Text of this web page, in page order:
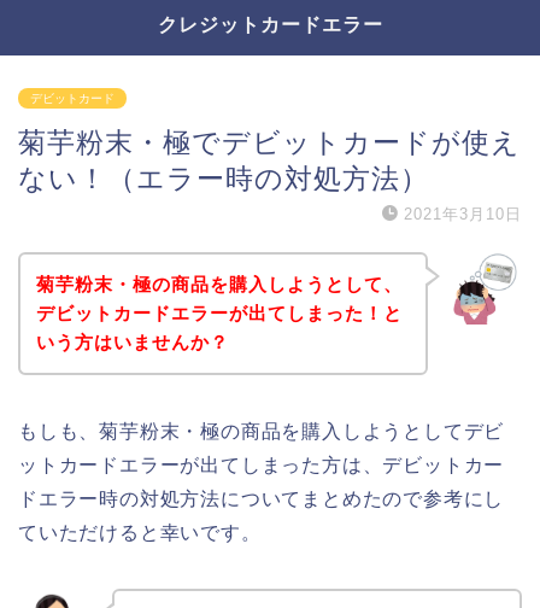
クレジットカードエラー
デビットカード
菊芋粉末・極でデビットカードが使え
ない！（エラー時の対処方法）
2021年3月10日
菊芋粉末・極の商品を購入しようとして、
デビットカードエラーが出てしまった！と
いう方はいませんか？
もしも、菊芋粉末・極の商品を購入しようとしてデビ
ットカードエラーが出てしまった方は、デビットカー
ドエラー時の対処方法についてまとめたので参考にし
ていただけると幸いです。